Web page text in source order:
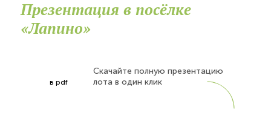
Презентация в посёлке
«Лапино»
в pdf
Скачайте полную презентацию
лота в один клик